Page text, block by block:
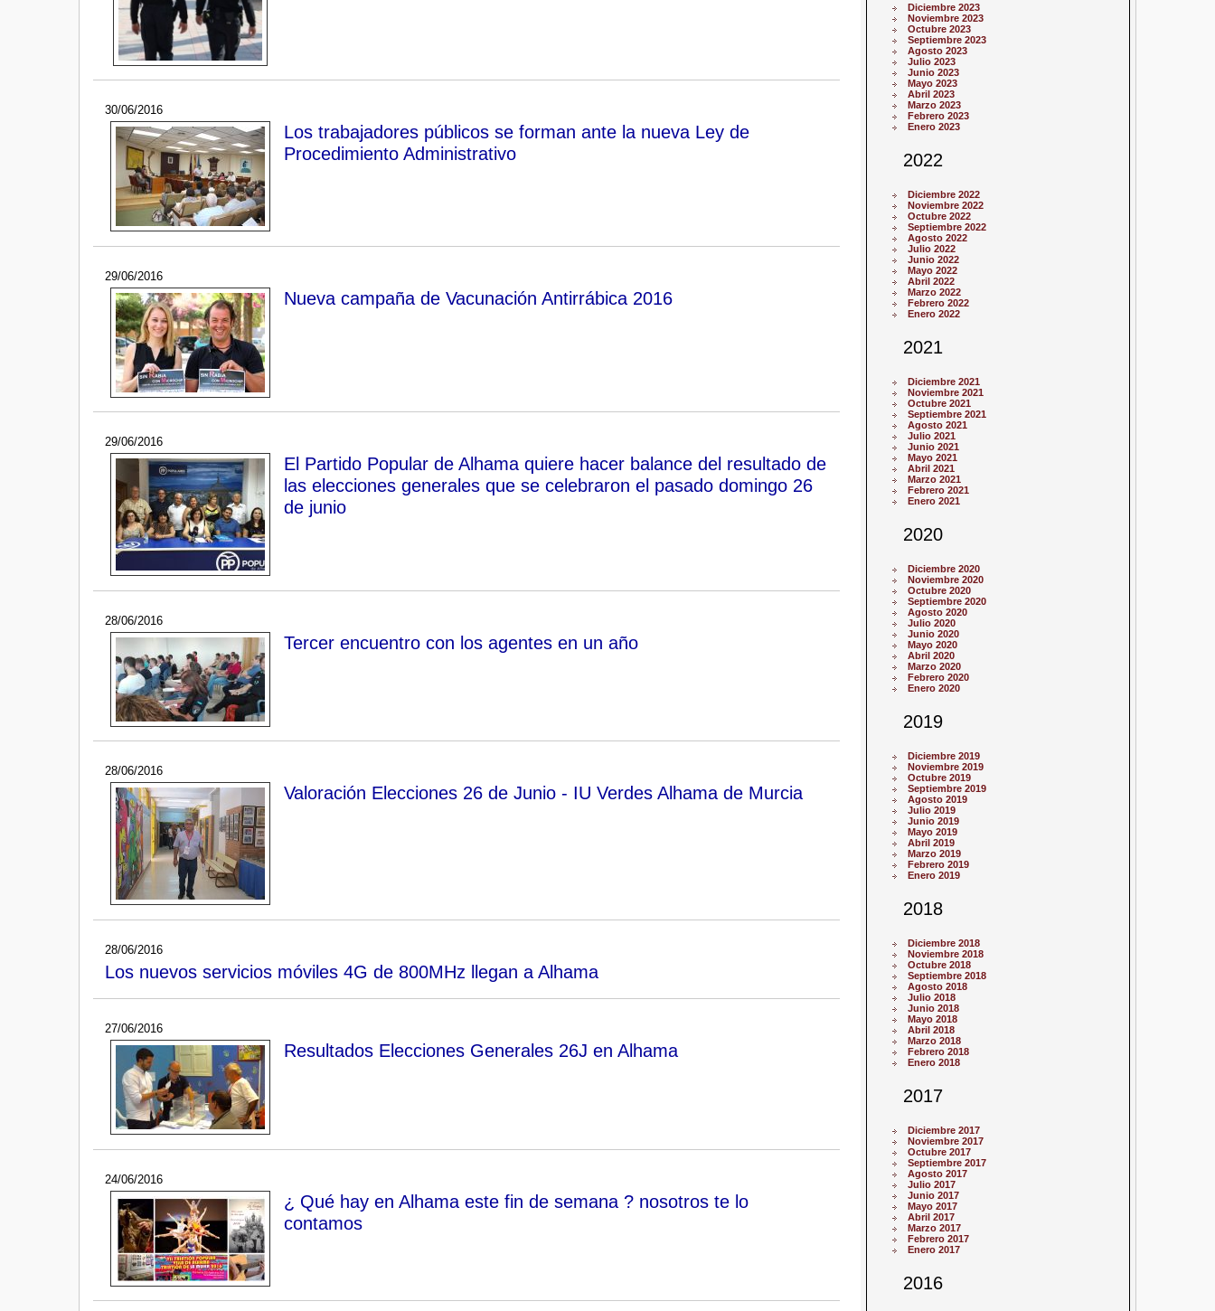
30/06/2016
Los trabajadores públicos se forman ante la nueva Ley de
Procedimiento Administrativo
29/06/2016
Nueva campaña de Vacunación Antirrábica 2016
29/06/2016
El Partido Popular de Alhama quiere hacer balance del resultado de
las elecciones generales que se celebraron el pasado domingo 26
de junio
28/06/2016
Tercer encuentro con los agentes en un año
28/06/2016
Valoración Elecciones 26 de Junio - IU Verdes Alhama de Murcia
28/06/2016
Los nuevos servicios móviles 4G de 800MHz llegan a Alhama
27/06/2016
Resultados Elecciones Generales 26J en Alhama
24/06/2016
¿ Qué hay en Alhama este fin de semana ? nosotros te lo
contamos
Diciembre 2023
Noviembre 2023
Octubre 2023
Septiembre 2023
Agosto 2023
Julio 2023
Junio 2023
Mayo 2023
Abril 2023
Marzo 2023
Febrero 2023
Enero 2023
2022
Diciembre 2022
Noviembre 2022
Octubre 2022
Septiembre 2022
Agosto 2022
Julio 2022
Junio 2022
Mayo 2022
Abril 2022
Marzo 2022
Febrero 2022
Enero 2022
2021
Diciembre 2021
Noviembre 2021
Octubre 2021
Septiembre 2021
Agosto 2021
Julio 2021
Junio 2021
Mayo 2021
Abril 2021
Marzo 2021
Febrero 2021
Enero 2021
2020
Diciembre 2020
Noviembre 2020
Octubre 2020
Septiembre 2020
Agosto 2020
Julio 2020
Junio 2020
Mayo 2020
Abril 2020
Marzo 2020
Febrero 2020
Enero 2020
2019
Diciembre 2019
Noviembre 2019
Octubre 2019
Septiembre 2019
Agosto 2019
Julio 2019
Junio 2019
Mayo 2019
Abril 2019
Marzo 2019
Febrero 2019
Enero 2019
2018
Diciembre 2018
Noviembre 2018
Octubre 2018
Septiembre 2018
Agosto 2018
Julio 2018
Junio 2018
Mayo 2018
Abril 2018
Marzo 2018
Febrero 2018
Enero 2018
2017
Diciembre 2017
Noviembre 2017
Octubre 2017
Septiembre 2017
Agosto 2017
Julio 2017
Junio 2017
Mayo 2017
Abril 2017
Marzo 2017
Febrero 2017
Enero 2017
2016